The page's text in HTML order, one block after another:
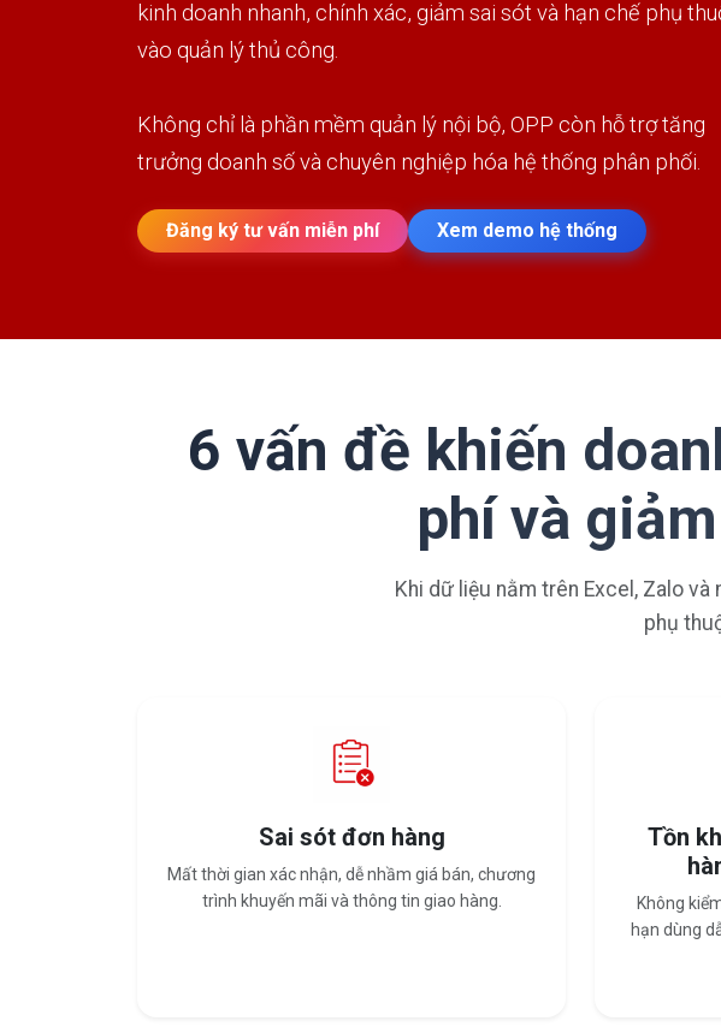
kinh doanh nhanh, chính xác, giảm sai sót và hạn chế phụ
vào quản lý thủ công.
Không chỉ là phần mềm quản lý nội bộ, OPP còn hỗ trợ tăng
trưởng doanh số và chuyên nghiệp hóa hệ thống phân phối.
Đăng ký tư vấn miễn phí Xem demo hệ thống
6 vấn đề khiến
phí và
Khi dữ liệu nằm trên Excel, Zalo
phụ
Sai sót đơn hàng
Mất thời gian xác nhận, dễ nhầm giá bán, chương
trình khuyến mãi và thông tin giao hàng.
Tồn
Không
hạn dùng